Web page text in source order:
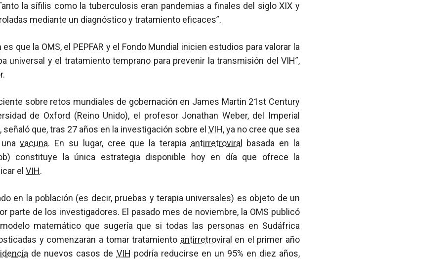
la sífilis como la tuberculosis eran pandemias a finales del siglo XIX y
mediante un diagnóstico y tratamiento eficaces”.
que la OMS, el PEPFAR y el Fondo Mundial inicien estudios para valorar la
universal y el tratamiento temprano para prevenir la transmisión del VIH”,
sobre retos mundiales de gobernación en James Martin 21st Century
de Oxford (Reino Unido), el profesor Jonathan Weber, del Imperial
señaló que, tras 27 años en la investigación sobre el VIH, ya no cree que sea
unavacuna. En su lugar, cree que la terapia antirretroviral
basada en la
constituye la única estrategia disponible hoy en día que ofrece la
el VIH.
en la población (es decir, pruebas y terapia universales) es objeto de un
parte de los investigadores. El pasado mes de noviembre, la OMS publicó
matemático que sugería que si todas las personas en Sudáfrica
y comenzaran a tomar tratamiento antirretroviral en el primer año
de nuevos casos de VIH podría reducirse en un 95% en diez años,